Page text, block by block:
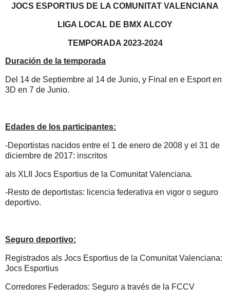
JOCS ESPORTIUS DE LA COMUNITAT VALENCIANA
LIGA LOCAL DE BMX ALCOY
TEMPORADA 2023-2024
Duración de la temporada
Del 14 de Septiembre al 14 de Junio, y Final en e Esport en
3D en 7 de Junio.
Edades de los participantes:
-Deportistas nacidos entre el 1 de enero de 2008 y el 31 de
diciembre de 2017: inscritos
als XLII Jocs Esportius de la Comunitat Valenciana.
-Resto de deportistas: licencia federativa en vigor o seguro
deportivo.
Seguro deportivo:
Registrados als Jocs Esportius de la Comunitat Valenciana:
Jocs Esportius
Corredores Federados: Seguro a través de la FCCV